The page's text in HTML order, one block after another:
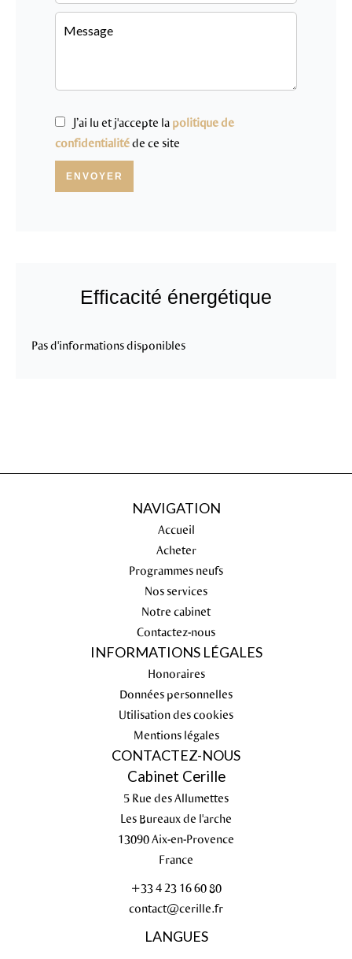
J’ai lu et j'accepte la politique de
confidentialitéde ce site
ENVOYER
Efficacité énergétique
Pas d'informations disponibles
NAVIGATION
Accueil
Acheter
Programmes neufs
Nos services
Notre cabinet
Contactez-nous
INFORMATIONS LÉGALES
Honoraires
Données personnelles
Utilisation des cookies
Mentions légales
CONTACTEZ-NOUS
Cabinet Cerille
5 Rue des Allumettes
Les Bureaux de l'arche
13090Aix-en-Provence
France
+33 4 23 16 60 80
contact@cerille.fr
LANGUES